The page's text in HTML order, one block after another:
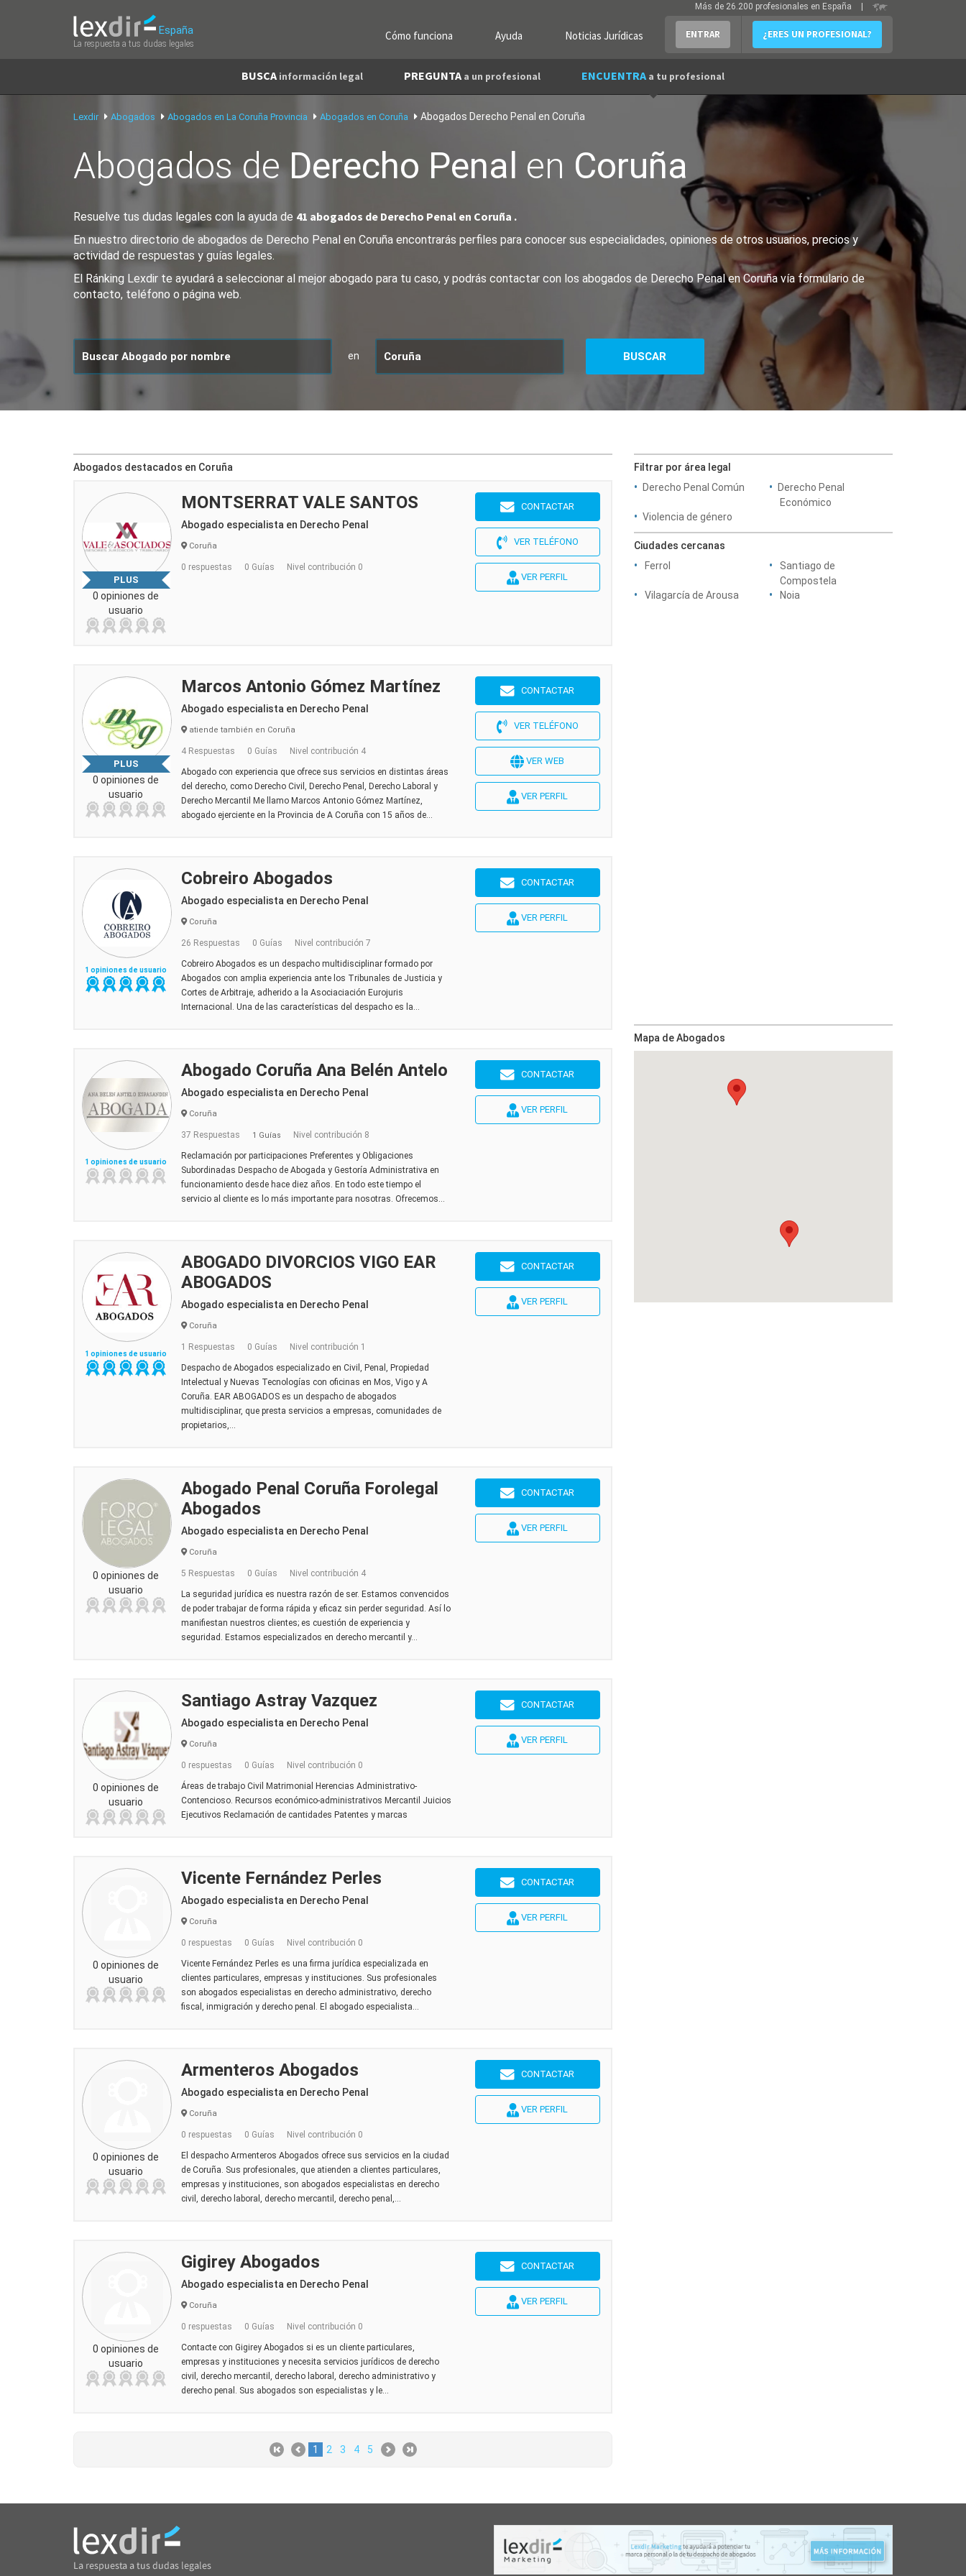
España
La respuesta a tus dudas legales
Cómo funciona Ayuda Noticias Jurídicas ENTRAR ¿ERES UN PROFESIONAL?
Más de 26.200 profesionales en España
BUSCA información legal PREGUNTA a un profesional ENCUENTRA a tu profesional
Lexdir Abogados Abogados en La Coruña Provincia Abogados en Coruña Abogados Derecho Penal en Coruña
Abogados deDerecho Penal en Coruña
Resuelve tus dudas legales con la ayuda de 41 abogados de Derecho Penal en Coruña .
En nuestro directorio de abogados de Derecho Penal en Coruña encontrarás perfiles para conocer sus especialidades, opiniones de otros usuarios, precios y
actividad de respuestas y guías legales.
El Ránking Lexdir te ayudará a seleccionar al mejor abogado para tu caso, y podrás contactar con los abogados de Derecho Penal en Coruña vía formulario de
contacto, teléfono o página web.
en
Abogados destacados en Coruña
PLUS
0 opiniones de
usuario
MONTSERRAT VALE SANTOS
Abogado especialista en Derecho Penal
Coruña
0 respuestas 0 Guías Nivel contribución 0
CONTACTAR
VER TELÉFONO
VER PERFIL
PLUS
0 opiniones de
usuario
Marcos Antonio Gómez Martínez
Abogado especialista en Derecho Penal
atiende también en Coruña
4 Respuestas 0 Guías Nivel contribución 4
Abogado con experiencia que ofrece sus servicios en distintas áreas
del derecho, como Derecho Civil, Derecho Penal, Derecho Laboral y
Derecho Mercantil Me llamo Marcos Antonio Gómez Martínez,
abogado ejerciente en la Provincia de A Coruña con 15 años de...
CONTACTAR
VER TELÉFONO
VER WEB
VER PERFIL
1 opiniones de usuario
Cobreiro Abogados
Abogado especialista en Derecho Penal
Coruña
26 Respuestas 0 Guías Nivel contribución 7
Cobreiro Abogados es un despacho multidisciplinar formado por
Abogados con amplia experiencia ante los Tribunales de Justicia y
Cortes de Arbitraje, adherido a la Asociaciación Eurojuris
Internacional. Una de las características del despacho es la...
CONTACTAR
VER PERFIL
1 opiniones de usuario
Abogado Coruña Ana Belén Antelo
Abogado especialista en Derecho Penal
Coruña
37 Respuestas 1 Guías Nivel contribución 8
Reclamación por participaciones Preferentes y Obligaciones
Subordinadas Despacho de Abogada y Gestoría Administrativa en
funcionamiento desde hace diez años. En todo este tiempo el
servicio al cliente es lo más importante para nosotras. Ofrecemos...
CONTACTAR
VER PERFIL
1 opiniones de usuario
ABOGADO DIVORCIOS VIGO EAR
ABOGADOS
Abogado especialista en Derecho Penal
Coruña
1 Respuestas 0 Guías Nivel contribución 1
Despacho de Abogados especializado en Civil, Penal, Propiedad
Intelectual y Nuevas Tecnologías con oficinas en Mos, Vigo y A
Coruña. EAR ABOGADOS es un despacho de abogados
multidisciplinar, que presta servicios a empresas, comunidades de
propietarios,...
CONTACTAR
VER PERFIL
0 opiniones de
usuario
Abogado Penal Coruña Forolegal
Abogados
Abogado especialista en Derecho Penal
Coruña
5 Respuestas 0 Guías Nivel contribución 4
La seguridad jurídica es nuestra razón de ser. Estamos convencidos
de poder trabajar de forma rápida y eficaz sin perder seguridad. Así lo
manifiestan nuestros clientes; es cuestión de experiencia y
seguridad. Estamos especializados en derecho mercantil y...
CONTACTAR
VER PERFIL
0 opiniones de
usuario
Santiago Astray Vazquez
Abogado especialista en Derecho Penal
Coruña
0 respuestas 0 Guías Nivel contribución 0
Áreas de trabajo Civil Matrimonial Herencias Administrativo-
Contencioso. Recursos económico-administrativos Mercantil Juicios
Ejecutivos Reclamación de cantidades Patentes y marcas
CONTACTAR
VER PERFIL
0 opiniones de
usuario
Vicente Fernández Perles
Abogado especialista en Derecho Penal
Coruña
0 respuestas 0 Guías Nivel contribución 0
Vicente Fernández Perles es una firma jurídica especializada en
clientes particulares, empresas y instituciones. Sus profesionales
son abogados especialistas en derecho administrativo, derecho
fiscal, inmigración y derecho penal. El abogado especialista...
CONTACTAR
VER PERFIL
0 opiniones de
usuario
Armenteros Abogados
Abogado especialista en Derecho Penal
Coruña
0 respuestas 0 Guías Nivel contribución 0
El despacho Armenteros Abogados ofrece sus servicios en la ciudad
de Coruña. Sus profesionales, que atienden a clientes particulares,
empresas y instituciones, son abogados especialistas en derecho
civil, derecho laboral, derecho mercantil, derecho penal,...
CONTACTAR
VER PERFIL
0 opiniones de
usuario
Gigirey Abogados
Abogado especialista en Derecho Penal
Coruña
0 respuestas 0 Guías Nivel contribución 0
Contacte con Gigirey Abogados si es un cliente particulares,
empresas y instituciones y necesita servicios jurídicos de derecho
civil, derecho mercantil, derecho laboral, derecho administrativo y
derecho penal. Sus abogados son especialistas y le...
CONTACTAR
VER PERFIL
1 2 3 4 5
Filtrar por área legal
Derecho Penal Común
Derecho Penal
Económico
Violencia de género
Ciudades cercanas
Ferrol
Santiago de
Compostela
Vilagarcía de Arousa
Noia
Mapa de Abogados